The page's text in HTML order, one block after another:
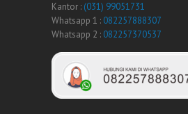
Kantor : (031) 99051731
Whatsapp 1 : 082257888307
Whatsapp 2 : 082257370537